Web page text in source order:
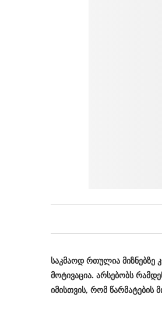
საკმაოდ რთულია მიზნებზე
მოტივაცია. არსებობს
იმისთვის, რომ წარმატების